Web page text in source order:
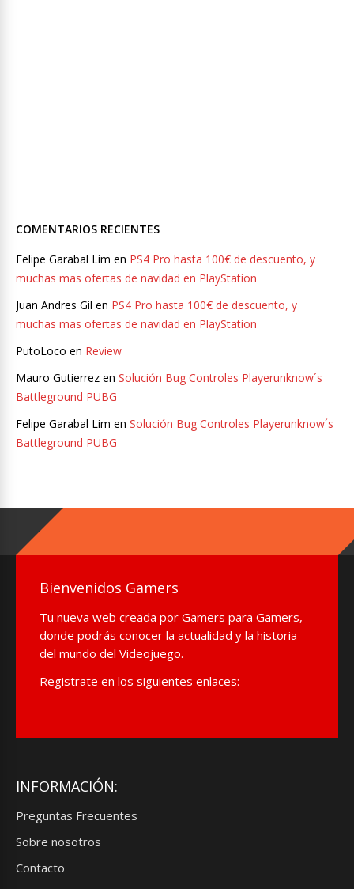
COMENTARIOS RECIENTES
Felipe Garabal Lim en PS4 Pro hasta 100€ de descuento, y
muchas mas ofertas de navidad en PlayStation
Juan Andres Gil en PS4 Pro hasta 100€ de descuento, y
muchas mas ofertas de navidad en PlayStation
PutoLoco en Review
Mauro Gutierrez en Solución Bug Controles Playerunknow´s
Battleground PUBG
Felipe Garabal Lim en Solución Bug Controles Playerunknow´s
Battleground PUBG
Bienvenidos Gamers
Tu nueva web creada por Gamers para Gamers,
donde podrás conocer la actualidad y la historia
del mundo del Videojuego.
Registrate en los siguientes enlaces:
INFORMACIÓN:
Preguntas Frecuentes
Sobre nosotros
Contacto